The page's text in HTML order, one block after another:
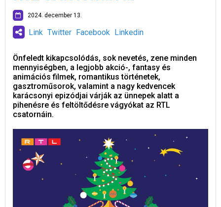
2024. december 13.
Link Twitter Facebook Linkedin
Önfeledt kikapcsolódás, sok nevetés, zene minden
mennyiségben, a legjobb akció-, fantasy és
animációs filmek, romantikus történetek,
gasztroműsorok, valamint a nagy kedvencek
karácsonyi epizódjai várják az ünnepek alatt a
pihenésre és feltöltődésre vágyókat az RTL
csatornáin.